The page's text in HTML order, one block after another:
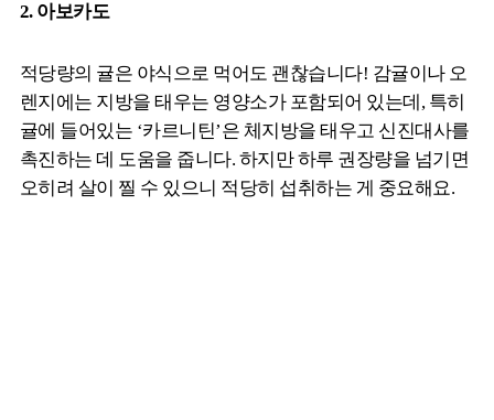
2. 아보카도
적당량의 귤은 야식으로 먹어도 괜찮습니다! 감귤이나 오
렌지에는 지방을 태우는 영양소가 포함되어 있는데, 특히
귤에 들어있는 ‘카르니틴’은 체지방을 태우고 신진대사를
촉진하는 데 도움을 줍니다. 하지만 하루 권장량을 넘기면
오히려 살이 찔 수 있으니 적당히 섭취하는 게 중요해요.